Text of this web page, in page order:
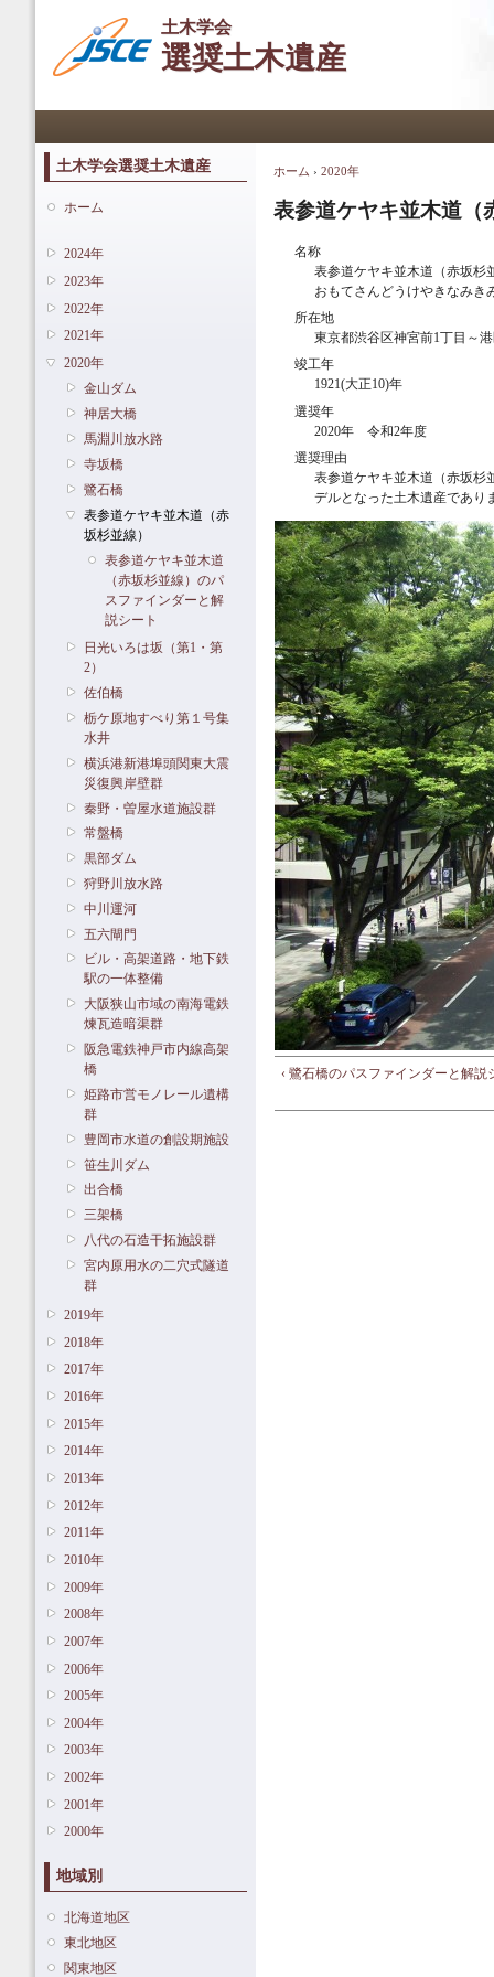
移
動
土木学会
選奨土木遺産
土木学会選奨土木遺産
ホーム
2024年
2023年
2022年
2021年
2020年
金山ダム
神居大橋
馬淵川放水路
寺坂橋
鷺石橋
表参道ケヤキ並木道（赤
坂杉並線）
表参道ケヤキ並木道
（赤坂杉並線）のパ
スファインダーと解
説シート
日光いろは坂（第1・第
2）
佐伯橋
栃ケ原地すべり第１号集
水井
横浜港新港埠頭関東大震
災復興岸壁群
秦野・曽屋水道施設群
常盤橋
黒部ダム
狩野川放水路
中川運河
五六閘門
ビル・高架道路・地下鉄
駅の一体整備
大阪狭山市域の南海電鉄
煉瓦造暗渠群
阪急電鉄神戸市内線高架
橋
姫路市営モノレール遺構
群
豊岡市水道の創設期施設
笹生川ダム
出合橋
三架橋
八代の石造干拓施設群
宮内原用水の二穴式隧道
群
2019年
2018年
2017年
2016年
2015年
2014年
2013年
2012年
2011年
2010年
2009年
2008年
2007年
2006年
2005年
2004年
2003年
2002年
2001年
2000年
地域別
北海道地区
東北地区
関東地区
現在地
ホーム › 2020年
表参道ケヤキ並木道（
名称
表参道ケヤキ並木道（赤坂杉
おもてさんどうけやきなみき
所在地
東京都渋谷区神宮前1丁目～
竣工年
1921(大正10)年
選奨年
2020年 令和2年度
選奨理由
表参道ケヤキ並木道（赤坂杉
デルとなった土木遺産であり
‹ 鷺石橋のパスファインダーと解説